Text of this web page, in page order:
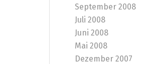
September 2008
Juli 2008
Juni 2008
Mai 2008
Dezember 2007